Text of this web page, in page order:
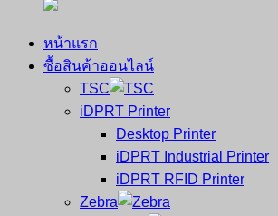
จำหน่าย
คอมพิวเตอร์
หน้าแรก
ซื้อสินค้าออนไลน์
TSC
iDPRT Printer
Desktop Printer
iDPRT Industrial Printer
iDPRT RFID Printer
Zebra